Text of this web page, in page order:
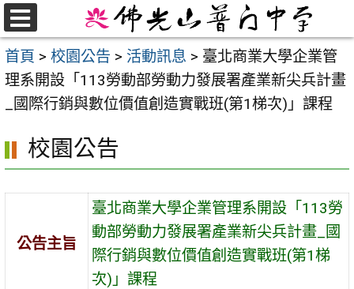
跳
至
主
要
內
首頁 > 校園公告 > 活動訊息 > 臺北商業大學企業管
理系開設「113勞動部勞動力發展署產業新尖兵計畫
_國際行銷與數位價值創造實戰班(第1梯次)」課程
校園公告
公告主旨
臺北商業大學企業管理系開設「113勞
動部勞動力發展署產業新尖兵計畫_國
際行銷與數位價值創造實戰班(第1梯
次)」課程
選
單